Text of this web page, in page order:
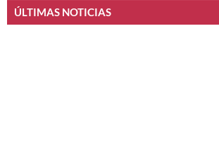
ÚLTIMAS NOTICIAS